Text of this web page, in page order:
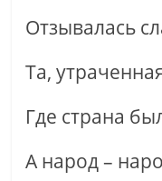
Отзывалась
Та,
Где страна
А народ –